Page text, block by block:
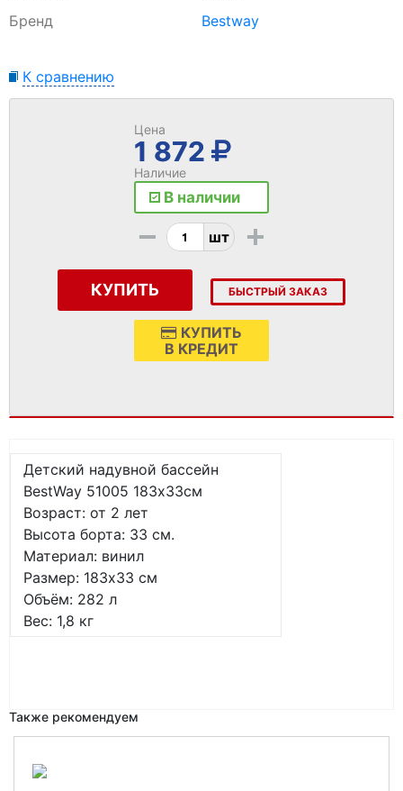
Бренд
Bestway
К сравнению
Цена
1 872
Наличие
В наличии
- шт +
КУПИТЬ БЫСТРЫЙ ЗАКАЗ
КУПИТЬ
В КРЕДИТ
Детский надувной бассейн
BestWay 51005 183х33см
Возраст: от 2 лет
Высота борта: 33 см.
Материал: винил
Размер: 183х33 см
Объём: 282 л
Вес: 1,8 кг
Также рекомендуем